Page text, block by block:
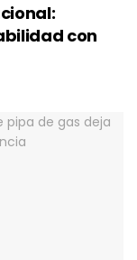
con